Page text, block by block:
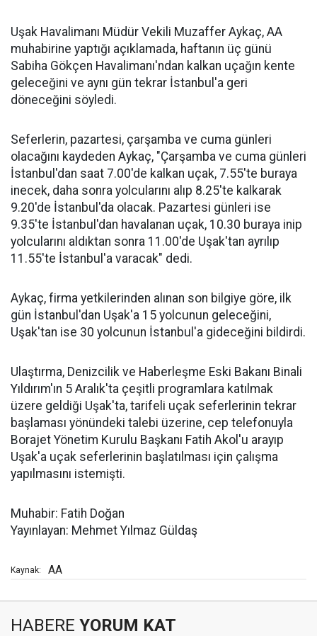
Uşak Havalimanı Müdür Vekili Muzaffer Aykaç, AA
muhabirine yaptığı açıklamada, haftanın üç günü
Sabiha Gökçen Havalimanı'ndan kalkan uçağın kente
geleceğini ve aynı gün tekrar İstanbul'a geri
döneceğini söyledi.
Seferlerin, pazartesi, çarşamba ve cuma günleri
olacağını kaydeden Aykaç, "Çarşamba ve cuma günleri
İstanbul'dan saat 7.00'de kalkan uçak, 7.55'te buraya
inecek, daha sonra yolcularını alıp 8.25'te kalkarak
9.20'de İstanbul'da olacak. Pazartesi günleri ise
9.35'te İstanbul'dan havalanan uçak, 10.30 buraya inip
yolcularını aldıktan sonra 11.00'de Uşak'tan ayrılıp
11.55'te İstanbul'a varacak" dedi.
Aykaç, firma yetkilerinden alınan son bilgiye göre, ilk
gün İstanbul'dan Uşak'a 15 yolcunun geleceğini,
Uşak'tan ise 30 yolcunun İstanbul'a gideceğini bildirdi.
Ulaştırma, Denizcilik ve Haberleşme Eski Bakanı Binali
Yıldırım'ın 5 Aralık'ta çeşitli programlara katılmak
üzere geldiği Uşak'ta, tarifeli uçak seferlerinin tekrar
başlaması yönündeki talebi üzerine, cep telefonuyla
Borajet Yönetim Kurulu Başkanı Fatih Akol'u arayıp
Uşak'a uçak seferlerinin başlatılması için çalışma
yapılmasını istemişti.
Muhabir: Fatih Doğan
Yayınlayan: Mehmet Yılmaz Güldaş
Kaynak: AA
HABERE YORUM KAT